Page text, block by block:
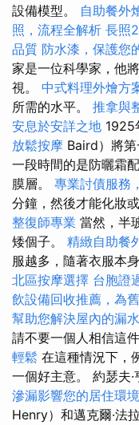
設備模型。 自助餐外
照，流程全解析 長照
品質 防水漆，保護您
家是一位科學家，他
視。 中式料理外燴方
所需的水平。 推拿與
安息於安詳之地 1925
放鬆按摩 Baird）將
一段時間的是防曬霜
膜層。 專業討債服務
分鐘，然後才能化妝
整復師專業 當然，半
矮個子。 精緻自助餐
服越多，隨著衣服本
北區按摩選擇 台胞證
飲設備回收推薦，為
幫助您解決屋內的漏
請不要一個人相信這
輕鬆 在這種情況下，
一個好主意。 約瑟夫
滲漏影響您的居住環境
Henry）和邁克爾·法